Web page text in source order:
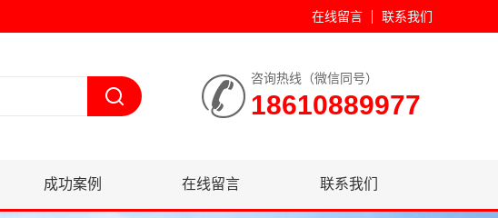
在线留言 联系我们
咨询热线（微信同号）
18610889977
成功案例 在线留言 联系我们